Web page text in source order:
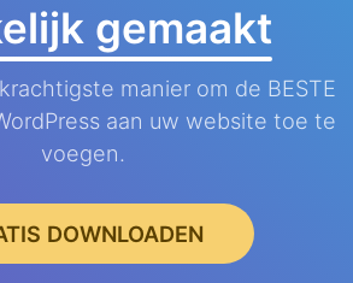
gemaakt
manier om de BESTE
aan uw website toe te
voegen.
DOWNLOADEN